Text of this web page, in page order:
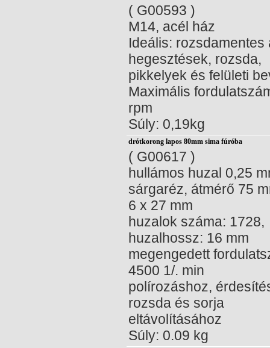
( G00593 )
M14, acél ház
Ideális: rozsdamentes
hegesztések, rozsda,
pikkelyek és felületi
Maximális
rpm
Súly: 0,19kg
drótkorong lapos 80mm sima fúróba
( G00617 )
hullámos huzal 0,25
sárgaréz, átmérő 75
6 x 27 mm
huzalok száma: 1728,
huzalhossz: 16 mm
megengedett
4500 1/. min
polírozáshoz,
rozsda és sorja
eltávolításához
Súly: 0.09 kg